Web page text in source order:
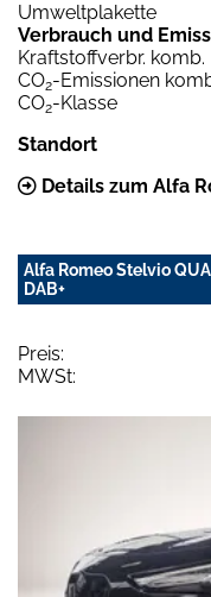
Umweltplakette
Verbrauch und
Kraftstoffverbr. komb.
CO2-Emissionen
CO2-Klasse
Standort
Details zum Alfa
Alfa Romeo Stelvio
DAB+
Preis:
MWSt: